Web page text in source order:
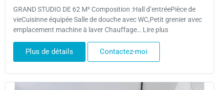
GRAND STUDIO DE 62 M² Composition :Hall d’entréePièce de
vieCuisinne équipée Salle de douche avec WC,Petit grenier avec
emplacement machine à laver Chauffage… Lire plus
Plus de détails Contactez-moi